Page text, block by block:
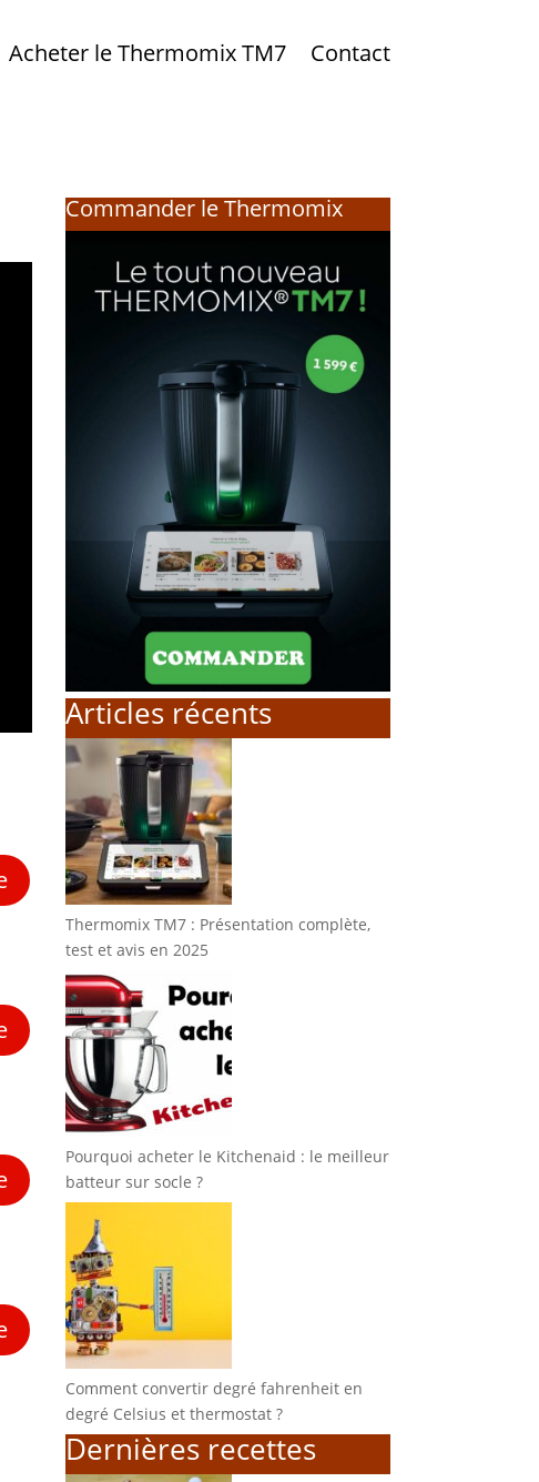
Acheter le Thermomix TM7 Contact
Commander le Thermomix
Articles récents
Thermomix TM7 : Présentation complète,
test et avis en 2025
Pourquoi acheter le Kitchenaid : le meilleur
batteur sur socle ?
Comment convertir degré fahrenheit en
degré Celsius et thermostat ?
Dernières recettes